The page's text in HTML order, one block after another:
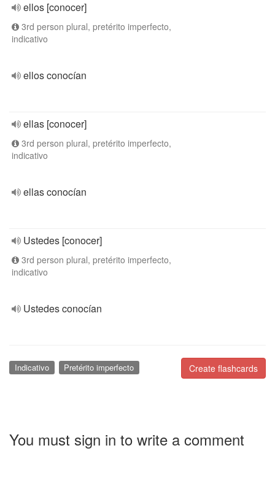
ellos [conocer]
3rd person plural, pretérito imperfecto,
indicativo
ellos conocían
ellas [conocer]
3rd person plural, pretérito imperfecto,
indicativo
ellas conocían
Ustedes [conocer]
3rd person plural, pretérito imperfecto,
indicativo
Ustedes conocían
Create flashcards
Indicativo Pretérito imperfecto
You must sign in to write a comment